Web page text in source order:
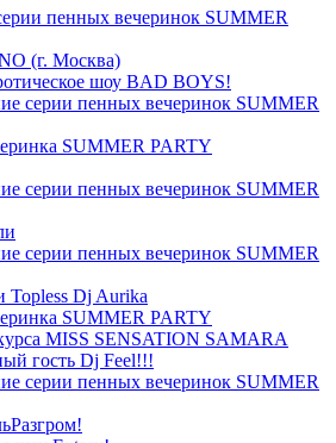
пенных вечеринок SUMMER
(г. Москва)
шоу BAD BOYS!
серии пенных вечеринок SUMMER
SUMMER PARTY
серии пенных вечеринок SUMMER
серии пенных вечеринок SUMMER
Topless Dj Aurika
SUMMER PARTY
MISS SENSATION SAMARA
гость Dj Feel!!!
серии пенных вечеринок SUMMER